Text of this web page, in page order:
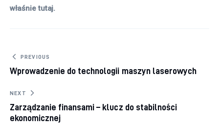
właśnie tutaj.
Nawigacja wpisu
PREVIOUS
Wprowadzenie do technologii maszyn laserowych
NEXT
Zarządzanie finansami – klucz do stabilności
ekonomicznej